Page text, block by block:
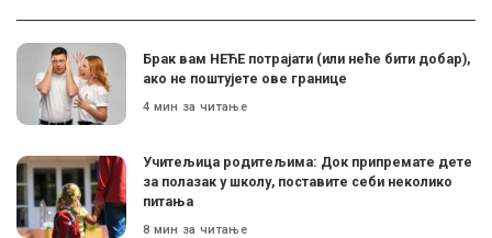
Брак вам НЕЋЕ потрајати (или неће бити добар),
ако не поштујете ове границе
4 мин за читање
Учитељица родитељима: Док припремате дете
за полазак у школу, поставите себи неколико
питања
8 мин за читање